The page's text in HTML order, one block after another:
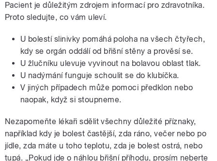
Pacient je důležitým zdrojem informací pro zdravotníka.
Proto sledujte, co vám uleví.
U bolestí slinivky pomáhá poloha na všech čtyřech,
kdy se orgán oddálí od břišní stěny a prověsí se.
U žlučníku ulevuje vyvinout na bolavou oblast tlak.
U nadýmání funguje schoulit se do klubíčka.
V jiných případech může pomoci předklon nebo
naopak, když si stoupneme.
Nezapomeňte lékaři sdělit všechny důležité příznaky,
například kdy je bolest častější, zda ráno, večer nebo po
jídle, zda máte u toho teplotu, zda je bolest ostrá, nebo
tupá. „Pokud jde o náhlou břišní příhodu, prosím neberte